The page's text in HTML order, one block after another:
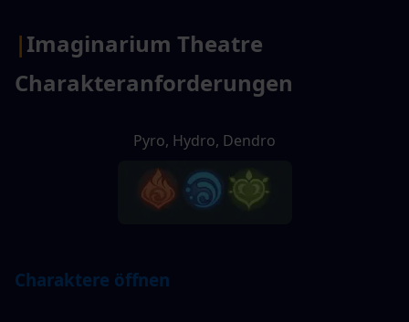
|Imaginarium Theatre
Charakteranforderungen
Pyro, Hydro, Dendro
Charaktere öffnen